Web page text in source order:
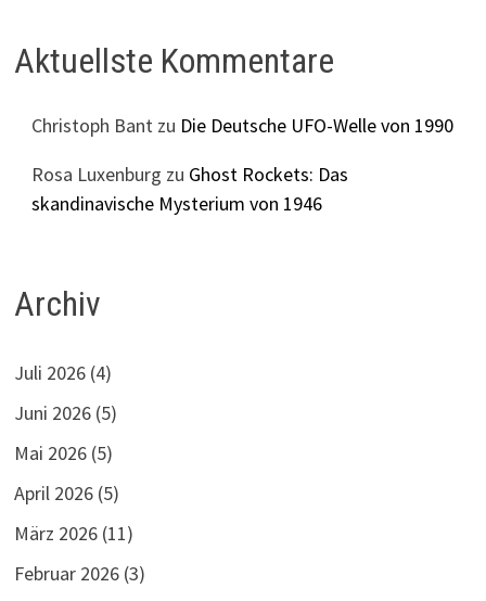
Aktuellste Kommentare
Christoph Bant zu Die Deutsche UFO-Welle von 1990
Rosa Luxenburg zu Ghost Rockets: Das
skandinavische Mysterium von 1946
Archiv
Juli 2026 (4)
Juni 2026 (5)
Mai 2026 (5)
April 2026 (5)
März 2026 (11)
Februar 2026 (3)